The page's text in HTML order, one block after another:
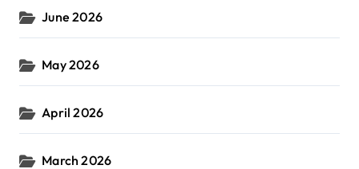
June 2026
May 2026
April 2026
March 2026